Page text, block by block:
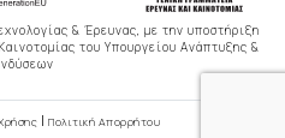
& Έρευνας, με την υποστήριξη
του Υπουργείου Ανάπτυξης &
Πολιτική Απορρήτου